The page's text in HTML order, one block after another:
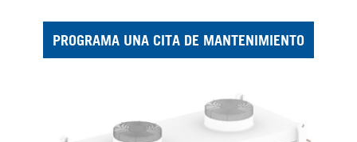
PROGRAMA UNA CITA DE MANTENIMIENTO